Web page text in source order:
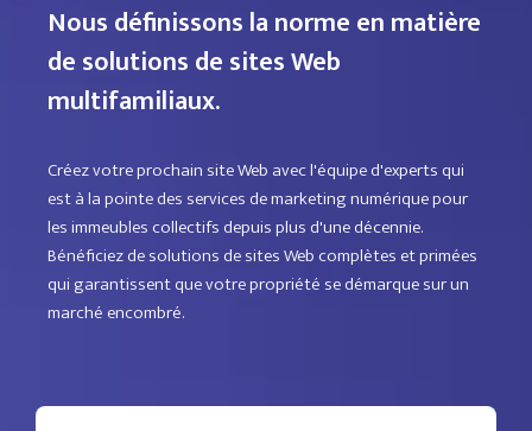
Nous définissons la norme en matière
de solutions de sites Web
multifamiliaux.
Créez votre prochain site Web avec l'équipe d'experts qui
est à la pointe des services de marketing numérique pour
les immeubles collectifs depuis plus d'une décennie.
Bénéficiez de solutions de sites Web complètes et primées
qui garantissent que votre propriété se démarque sur un
marché encombré.